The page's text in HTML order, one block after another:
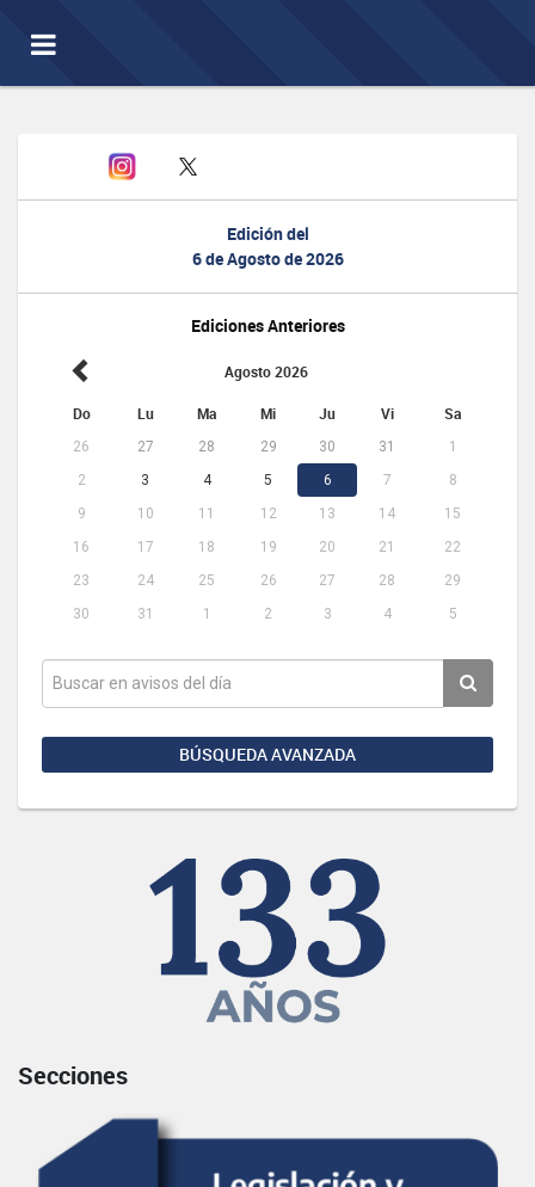
Toggle
navigation
Edición del
6 de Agosto de 2026
Ediciones Anteriores
Agosto 2026
Do Lu Ma Mi Ju Vi Sa
26 27 28 29 30 31
1
2
3 4 5 6 7
8
9
10 11 12 13 14
15
16
17 18 19 20 21
22
23
24 25 26 27 28
29
30
31 1 2 3 4 5
BÚSQUEDA AVANZADA
Secciones